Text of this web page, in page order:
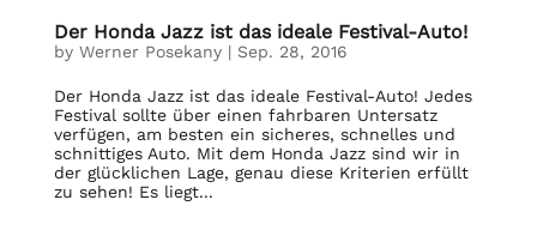
Der Honda Jazz ist das ideale Festival-Auto!
by Werner Posekany| Sep. 28, 2016
Der Honda Jazz ist das ideale Festival-Auto! Jedes
Festival sollte über einen fahrbaren Untersatz
verfügen, am besten ein sicheres, schnelles und
schnittiges Auto. Mit dem Honda Jazz sind wir in
der glücklichen Lage, genau diese Kriterien erfüllt
zu sehen! Es liegt...